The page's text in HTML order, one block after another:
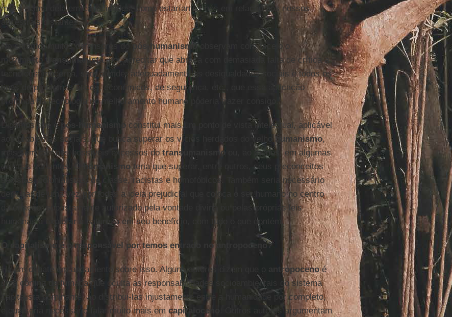
muito acima dela em capacidades, como estaríamos nós em relação aos nossos
ancestrais distantes.
No entanto, muitos defensores dopós humanismoobservam com receio o
movimento
transumanista, por acreditar que abraça com demasiada falta de crítica a
tecnologia moderna, sem atender adequadamente as desigualdades sociais e todos os
tipos de problemas éticos, econômicos, de segurança, etc., que essa aplicação
profunda da tecnologia no melhoramento humano poderia trazer consigo.
Digamos que o pós humanismoconstitui mais um ponto de vista intelectual, aplicável
aos problemas sociais, que busca superar os vícios herdados do velhohumanismo,
mas sem cair nos possíveis excessos dotransumanismo ou, ao menos, em algumas
de suas variantes. O
humanismoteria que superar, entre outros, seus preconceitos
sexistas, colonialistas, de classe, racistas e homofóbicos. Também seria necessário
derrubar de uma vez por todas a ideia prejudicial que coloca o ser humano no centro
da criação, supostamente autorizado pela vontade divina ou pelas próprias leis
humanas a explorar a natureza em seu benefício, com tudo o que contém.
O capitalismo é o responsável por temos entrado no antropoceno?
Há um debate em andamento sobre isso. Alguns autores dizem que o antropocenoé
uma cortina de fumaça que oculta as responsabilidades socioambientais do sistema
capitalista dominante, ao distribui-las injustamente entre a humanidade por completo,
e que seria necessário falar muito mais em capitaloceno . Outros autores argumentam